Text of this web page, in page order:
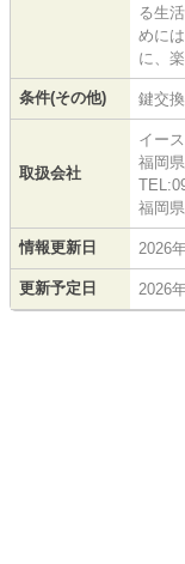
る生
めに
に、
条件(その他) 鍵交
取扱会社
イー
福岡
福岡
情報更新日 2026
更新予定日 2026